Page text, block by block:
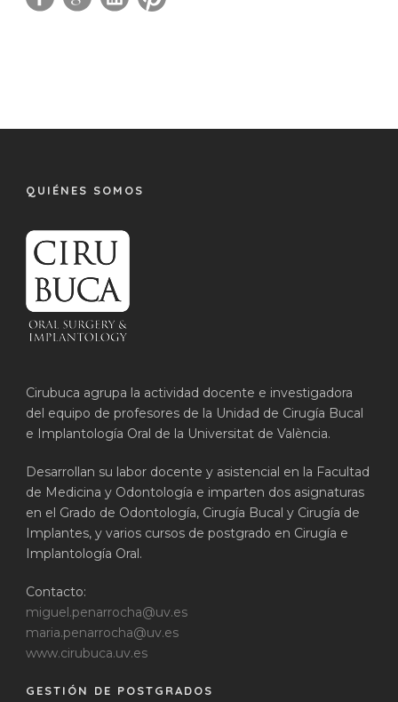
QUIÉNES SOMOS
Cirubuca agrupa la actividad docente e investigadora
del equipo de profesores de la Unidad de Cirugía Bucal
e Implantología Oral de la Universitat de València.
Desarrollan su labor docente y asistencial en la Facultad
de Medicina y Odontología e imparten dos asignaturas
en el Grado de Odontología, Cirugía Bucal y Cirugía de
Implantes, y varios cursos de postgrado en Cirugía e
Implantología Oral.
Contacto:
miguel.penarrocha@uv.es
maria.penarrocha@uv.es
www.cirubuca.uv.es
GESTIÓN DE POSTGRADOS